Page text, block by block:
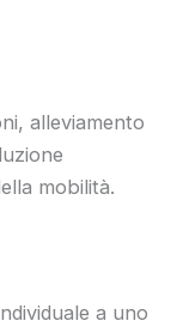
alleviamento
mobilità.
a uno